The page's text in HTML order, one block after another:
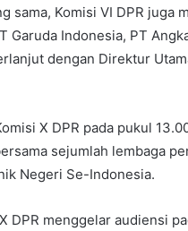
sama, Komisi VI DPR juga
Garuda Indonesia, PT
dengan Direktur
X DPR pada pukul
sejumlah lembaga
Negeri Se-Indonesia.
DPR menggelar audiensi